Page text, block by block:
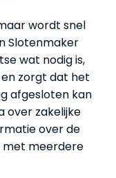
wordt snel
Slotenmaker
wat nodig is,
zorgt dat het
afgesloten kan
over zakelijke
over de
met meerdere